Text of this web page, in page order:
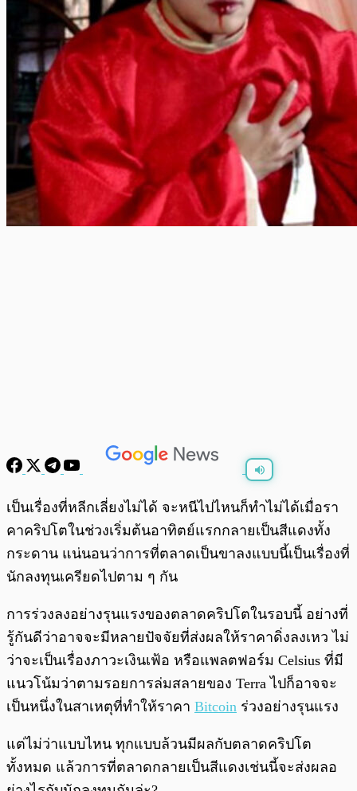
พร้อมเล่น 0:00 / 0:00
เป็นเรื่องที่หลีกเลี่ยงไม่ได้ จะหนีไปไหนก็ทำไม่ได้เมื่อรา
คาคริปโตในช่วงเริ่มต้นอาทิตย์แรกกลายเป็นสีแดงทั้ง
กระดาน แน่นอนว่าการที่ตลาดเป็นขาลงแบบนี้เป็นเรื่องที่
นักลงทุนเครียดไปตาม ๆ กัน
การร่วงลงอย่างรุนแรงของตลาดคริปโตในรอบนี้ อย่างที่
รู้กันดีว่าอาจจะมีหลายปัจจัยที่ส่งผลให้ราคาดิ่งลงเหว ไม่
ว่าจะเป็นเรื่องภาวะเงินเฟ้อ หรือแพลตฟอร์ม Celsius ที่มี
แนวโน้มว่าตามรอยการล่มสลายของ Terra ไปก็อาจจะ
เป็นหนึ่งในสาเหตุที่ทำให้ราคา Bitcoin ร่วงอย่างรุนแรง
แต่ไม่ว่าแบบไหน ทุกแบบล้วนมีผลกับตลาดคริปโต
ทั้งหมด แล้วการที่ตลาดกลายเป็นสีแดงเช่นนี้จะส่งผลอ